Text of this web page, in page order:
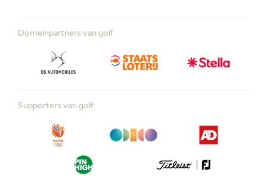
Domeinpartners van golf
Supporters van golf